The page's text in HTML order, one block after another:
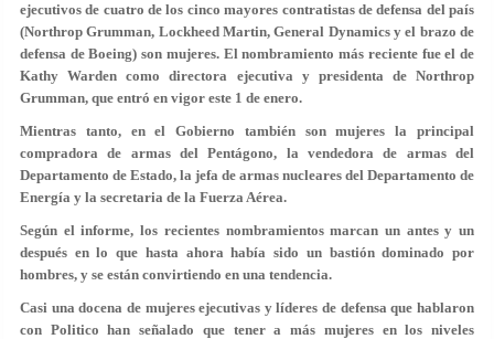
ejecutivos de cuatro de los cinco mayores contratistas de defensa del país
(Northrop Grumman, Lockheed Martin, General Dynamics y el brazo de
defensa de Boeing) son mujeres. El nombramiento más reciente fue el de
Kathy Warden como directora ejecutiva y presidenta de Northrop
Grumman, que entró en vigor este 1 de enero.
Mientras tanto, en el Gobierno también son mujeres la principal
compradora de armas del Pentágono, la vendedora de armas del
Departamento de Estado, la jefa de armas nucleares del Departamento de
Energía y la secretaria de la Fuerza Aérea.
Según el informe, los recientes nombramientos marcan un antes y un
después en lo que hasta ahora había sido un bastión dominado por
hombres, y se están convirtiendo en una tendencia.
Casi una docena de mujeres ejecutivas y líderes de defensa que hablaron
con Politico han señalado que tener a más mujeres en los niveles